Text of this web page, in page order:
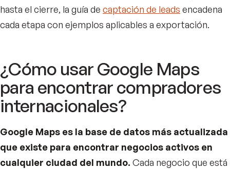
hasta el cierre, la guía de captación de leads encadena
cada etapa con ejemplos aplicables a exportación.
¿Cómo usar Google Maps
para encontrar compradores
internacionales?
Google Maps es la base de datos más actualizada
que existe para encontrar negocios activos en
cualquier ciudad del mundo. Cada negocio que está